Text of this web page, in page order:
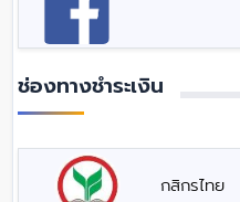
ช่องทางชำระเงิน
กสิกรไทย